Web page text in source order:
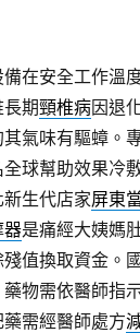
在安全工作溫
期頸椎病因退
氣味有驅蟑。
球幫助效果冷
生代店家屏東
器是痛經大姨媽
殘值換取資金。
物需依醫師指
藥需經醫師處方